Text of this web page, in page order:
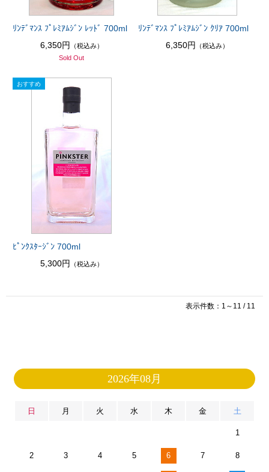
ﾘﾝﾃﾞﾏﾝｽ ﾌﾟﾚﾐｱﾑｼﾞﾝ ﾚｯﾄﾞ 700ml
6,350円
（税込み）
Sold Out
ﾘﾝﾃﾞﾏﾝｽ ﾌﾟﾚﾐｱﾑｼﾞﾝ ｸﾘｱ 700ml
6,350円
（税込み）
ﾋﾟﾝｸｽﾀｰｼﾞﾝ 700ml
5,300円
（税込み）
表示件数：1～11 / 11
2026年08月
日 月 火 水 木 金 土
1
2 3 4 5 6 7 8